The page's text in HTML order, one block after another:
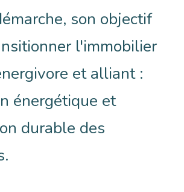
son objectif
l'immobilier
et alliant :
énergétique et
durable des